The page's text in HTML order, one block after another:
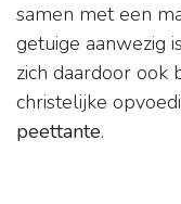
samen met een
getuige aanwezig
zich daardoor
christelijke
peettante.